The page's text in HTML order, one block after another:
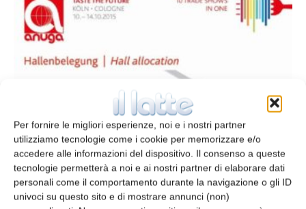
Per fornire le migliori esperienze, noi e i nostri partner
utilizziamo tecnologie come i cookie per memorizzare e/o
accedere alle informazioni del dispositivo. Il consenso a queste
tecnologie permetterà a noi e ai nostri partner di elaborare dati
personali come il comportamento durante la navigazione o gli ID
univoci su questo sito e di mostrare annunci (non)
All’Anuga di Colonia il food in vetrina